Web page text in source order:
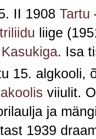
II 1908 Tartu
liige
. Isa
15. algkooli,
viiulit.
ja
1939